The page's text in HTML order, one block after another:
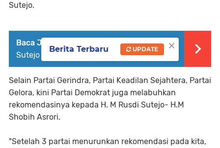
Sutejo.
Baca Juga :
Wakil Ketua DPRD HM Rusdi
Sutejo Hadiri Acara Sedekah Bumi Di Tosari
Selain Partai Gerindra, Partai Keadilan Sejahtera, Partai
Gelora, kini Partai Demokrat juga melabuhkan
rekomendasinya kepada H. M Rusdi Sutejo- H.M
Shobih Asrori.
"Setelah 3 partai menurunkan rekomendasi pada kita,
×
Berita Terbaru UPDATE